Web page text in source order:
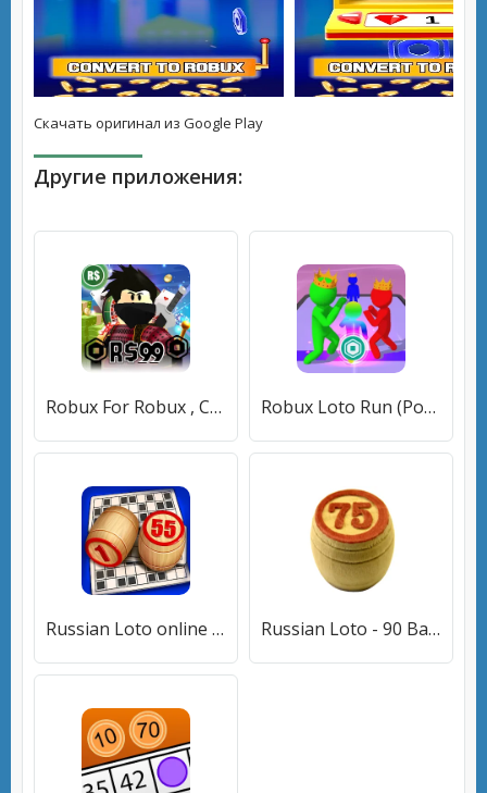
Скачать оригинал из Google Play
Другие приложения:
Robux For Robux , Casino Robux [МОД Unlocked] APK Android Robux Loto Run (Робукс Лото Ран) [МОД Все открыто] APK Android
Russian Loto online [МОД Бесконечные монеты] APK Android Russian Loto - 90 Ball Bingo [МОД Mega Pack] APK Android